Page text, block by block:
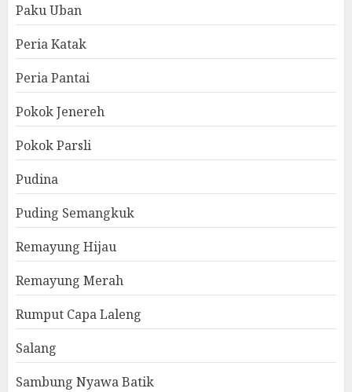
Paku Uban
Peria Katak
Peria Pantai
Pokok Jenereh
Pokok Parsli
Pudina
Puding Semangkuk
Remayung Hijau
Remayung Merah
Rumput Capa Laleng
Salang
Sambung Nyawa Batik